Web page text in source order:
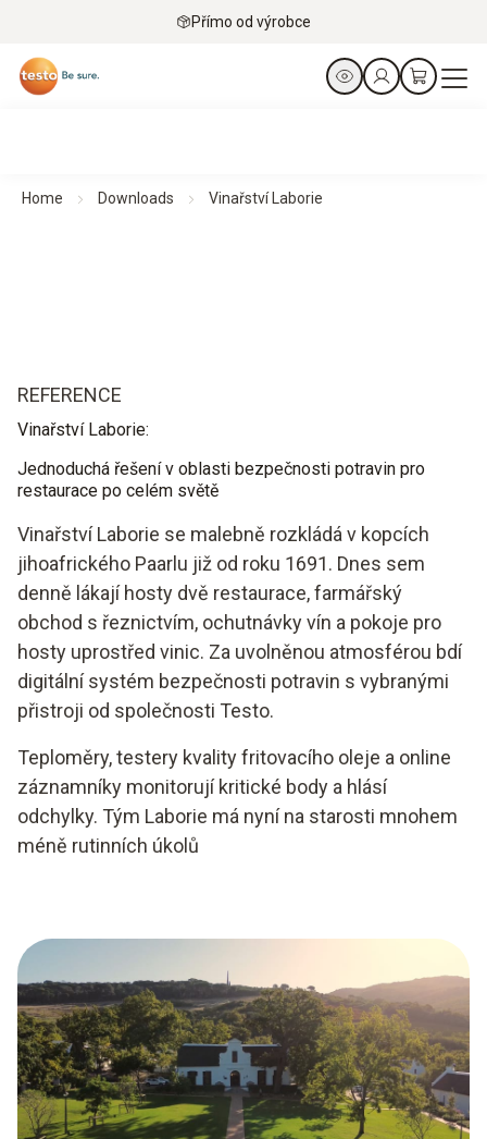
Přímo od výrobce
Home Downloads Vinařství Laborie
REFERENCE
Vinařství Laborie:
Jednoduchá řešení v oblasti bezpečnosti potravin pro
restaurace po celém světě
Vinařství Laborie se malebně rozkládá v kopcích
jihoafrického Paarlu již od roku 1691. Dnes sem
denně lákají hosty dvě restaurace, farmářský
obchod s řeznictvím, ochutnávky vín a pokoje pro
hosty uprostřed vinic. Za uvolněnou atmosférou bdí
digitální systém bezpečnosti potravin s vybranými
přistroji od společnosti Testo.
Teploměry, testery kvality fritovacího oleje a online
záznamníky monitorují kritické body a hlásí
odchylky. Tým Laborie má nyní na starosti mnohem
méně rutinních úkolů